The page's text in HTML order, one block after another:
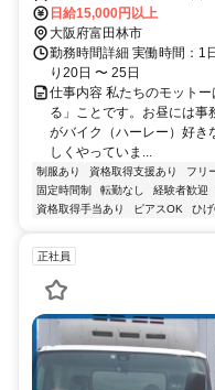
日給15,000円以上
大阪府富田林市
勤務時間詳細 実働時間：1
り20日 〜 25日
仕事内容 私たちのモット
る」ことです。お昼には事
がバイク（ハーレー）好き
しくやっていま...
制服あり 資格取得支援あり フリ
固定時間制
転勤なし 経験者歓迎
資格取得手当あり
ピアスOK ひ
正社員